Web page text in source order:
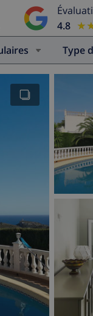
4.8
Type